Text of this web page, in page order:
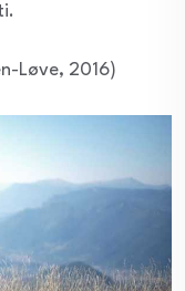
Løve, 2016)